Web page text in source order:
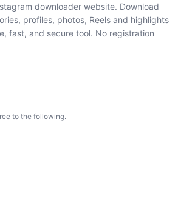
downloader website. Download
profiles, photos, Reels and highlights
fast, and secure tool. No registration
to the following.